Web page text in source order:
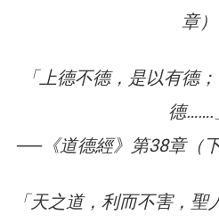
章）
「上德不德，是以有德
德…….
──《道德經》第38章（
「天之道，利而不害，聖